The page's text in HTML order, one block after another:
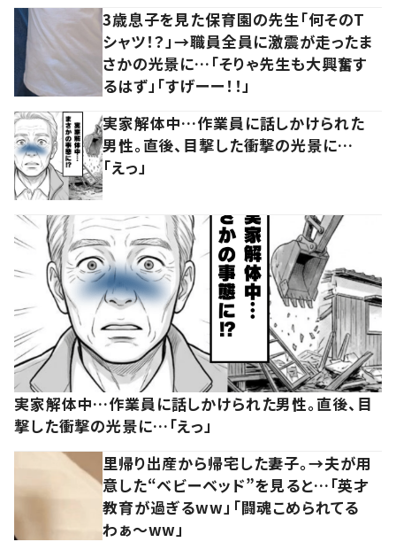
3歳息子を見た保育園の先生「何そのT
シャツ！？」→職員全員に激震が走ったま
さかの光景に…「そりゃ先生も大興奮す
るはず」「すげーー！！」
実家解体中…作業員に話しかけられた
男性。直後、目撃した衝撃の光景に…
「えっ」
実家解体中…作業員に話しかけられた男性。直後、目
撃した衝撃の光景に…「えっ」
里帰り出産から帰宅した妻子。→夫が用
意した“ベビーベッド”を見ると…「英才
教育が過ぎるww」「闘魂こめられてる
わぁ～ww」